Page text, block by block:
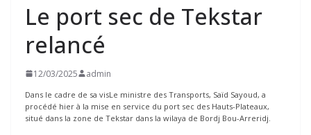
Le port sec de Tekstar
relancé
12/03/2025 admin
Dans le cadre de sa visLe ministre des Transports, Saïd Sayoud, a
procédé hier à la mise en service du port sec des Hauts-Plateaux,
situé dans la zone de Tekstar dans la wilaya de Bordj Bou-Arreridj.